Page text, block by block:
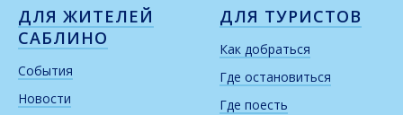
ДЛЯ ЖИТЕЛЕЙ
САБЛИНО
События
Новости
ДЛЯ ТУРИСТОВ
Как добраться
Где остановиться
Где поесть